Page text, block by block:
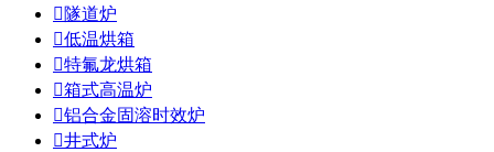
隧道炉
低温烘箱
特氟龙烘箱
箱式高温炉
铝合金固溶时效炉
井式炉